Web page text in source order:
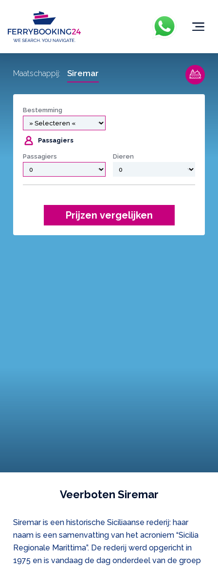
Bestemming
Passagiers
Passagiers Dieren
Prijzen vergelijken
Maatschappij: Siremar
Veerboten Siremar
Siremar is een historische Siciliaanse rederij: haar
naam is een samenvatting van het acroniem “Sicilia
Regionale Marittima”. De rederij werd opgericht in
1975 en is vandaag de dag onderdeel van de groep